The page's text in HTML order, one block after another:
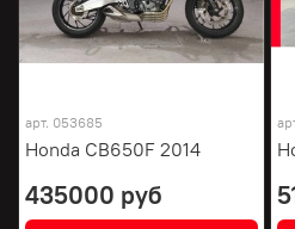
арт. 053685
Honda CB650F 2014
435000 руб